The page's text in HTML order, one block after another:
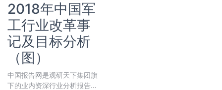
2018年中国军
工行业改革事
记及目标分析
（图）
中国报告网是观研天下集团旗
下的业内资深行业分析报告、